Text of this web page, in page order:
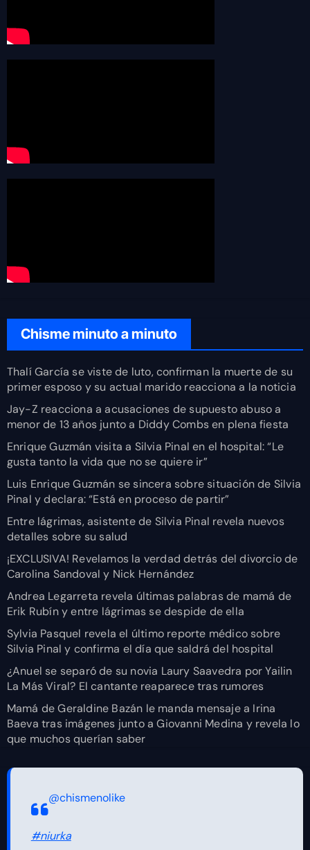
Chisme minuto a minuto
Thalí García se viste de luto, confirman la muerte de su
primer esposo y su actual marido reacciona a la noticia
Jay-Z reacciona a acusaciones de supuesto abuso a
menor de 13 años junto a Diddy Combs en plena fiesta
Enrique Guzmán visita a Silvia Pinal en el hospital: “Le
gusta tanto la vida que no se quiere ir”
Luis Enrique Guzmán se sincera sobre situación de Silvia
Pinal y declara: “Está en proceso de partir”
Entre lágrimas, asistente de Silvia Pinal revela nuevos
detalles sobre su salud
¡EXCLUSIVA! Revelamos la verdad detrás del divorcio de
Carolina Sandoval y Nick Hernández
Andrea Legarreta revela últimas palabras de mamá de
Erik Rubín y entre lágrimas se despide de ella
Sylvia Pasquel revela el último reporte médico sobre
Silvia Pinal y confirma el día que saldrá del hospital
¿Anuel se separó de su novia Laury Saavedra por Yailin
La Más Viral? El cantante reaparece tras rumores
Mamá de Geraldine Bazán le manda mensaje a Irina
Baeva tras imágenes junto a Giovanni Medina y revela lo
que muchos querían saber
@chismenolike
#niurka